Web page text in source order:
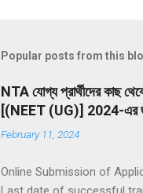
Popular posts from this
NTA যোগ্য প্রার্থীদের কাছ
[(NEET (UG)] 2024-এর
February 11, 2024
Online Submission of